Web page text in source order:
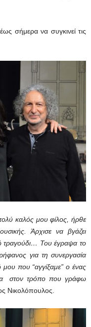
σήμερα να συγκινεί τις
καλός μου φίλος, ήρθε
Άρχισε να βγάζει
τραγούδι… Του έγραψα το
για τη συνεργασία
που “αγγίξαμε” ο ένας
στον τρόπο που γράφω
Νικολόπουλος.